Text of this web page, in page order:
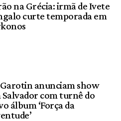
na Grécia: irmã de Ivete
curte temporada em
Garotin anunciam show
Salvador com turnê do
álbum ‘Força da